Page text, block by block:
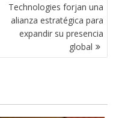
Technologies forjan una
alianza estratégica para
expandir su presencia
global